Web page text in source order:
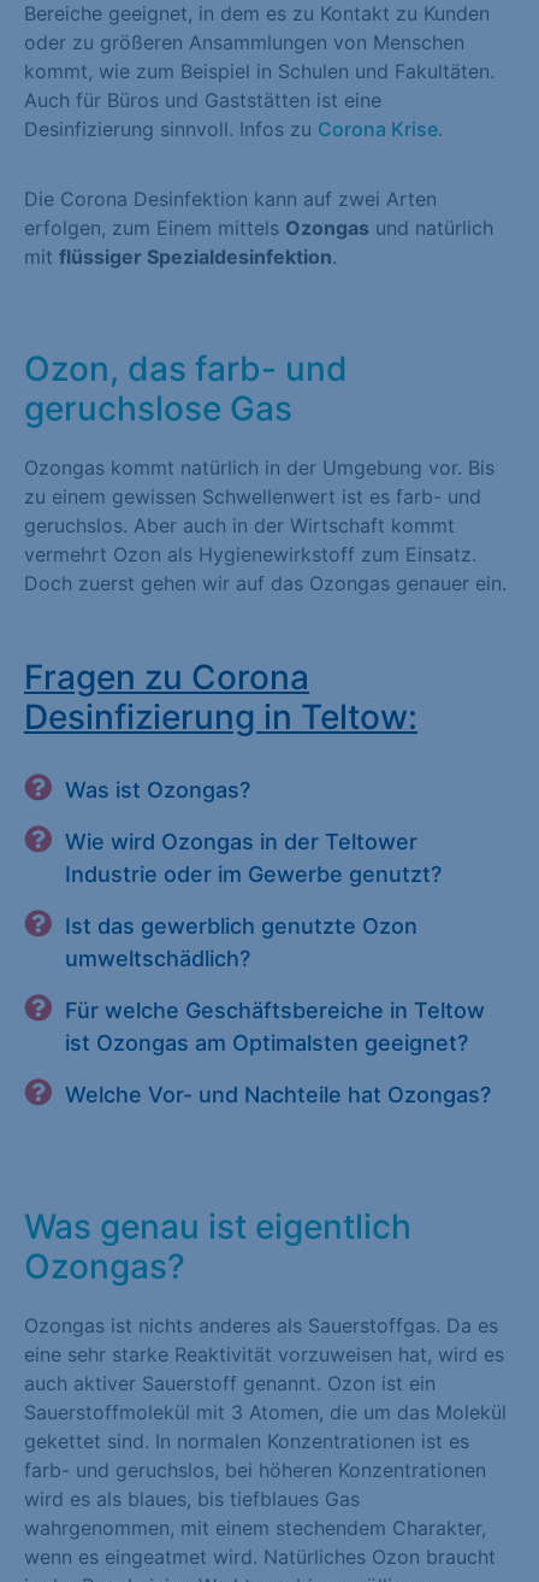
Bereiche geeignet, in dem es zu Kontakt zu Kunden
oder zu größeren Ansammlungen von Menschen
kommt, wie zum Beispiel in Schulen und Fakultäten.
Auch für Büros und Gaststätten ist eine
Desinfizierung sinnvoll. Infos zu Corona Krise.
Die Corona Desinfektion kann auf zwei Arten
erfolgen, zum Einem mittels Ozongas und natürlich
mit flüssiger Spezialdesinfektion.
Ozon, das farb- und
geruchslose Gas
Ozongas kommt natürlich in der Umgebung vor. Bis
zu einem gewissen Schwellenwert ist es farb- und
geruchslos. Aber auch in der Wirtschaft kommt
vermehrt Ozon als Hygienewirkstoff zum Einsatz.
Doch zuerst gehen wir auf das Ozongas genauer ein.
Fragen zu Corona
Desinfizierung in Teltow:
Was ist Ozongas?
Wie wird Ozongas in der Teltower
Industrie oder im Gewerbe genutzt?
Ist das gewerblich genutzte Ozon
umweltschädlich?
Für welche Geschäftsbereiche in Teltow
ist Ozongas am Optimalsten geeignet?
Welche Vor- und Nachteile hat Ozongas?
Was genau ist eigentlich
Ozongas?
Ozongas ist nichts anderes als Sauerstoffgas. Da es
eine sehr starke Reaktivität vorzuweisen hat, wird es
auch aktiver Sauerstoff genannt. Ozon ist ein
Sauerstoffmolekül mit 3 Atomen, die um das Molekül
gekettet sind. In normalen Konzentrationen ist es
farb- und geruchslos, bei höheren Konzentrationen
wird es als blaues, bis tiefblaues Gas
wahrgenommen, mit einem stechendem Charakter,
wenn es eingeatmet wird. Natürliches Ozon braucht